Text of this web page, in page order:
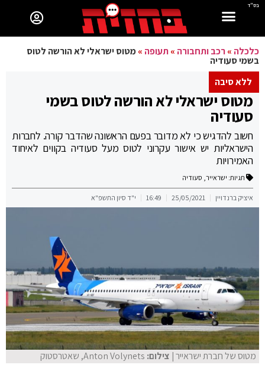
בס"ד
כלכלה »רכב ותחבורה »תעופה »מטוס ישראלי לא הורשה לטוס
בשמי סעודיה
ללא סיבה
מטוס ישראלי לא הורשה לטוס בשמי
סעודיה
חשוב להדגיש כי לא מדובר בפעם הראשונה שהדבר קורה. לחברות
הישראליות יש אישור עקרוני לטוס מעל סעודיה בקווים לאיחוד
האמירויות
תגיות: ישראייר, סעודיה
איציק ברנדויין 25/05/2021
16:49 י"ד סיון התשפ"א
מטוס של חברת ישראייר| צילום: Anton Volynets, שאטרסטוק